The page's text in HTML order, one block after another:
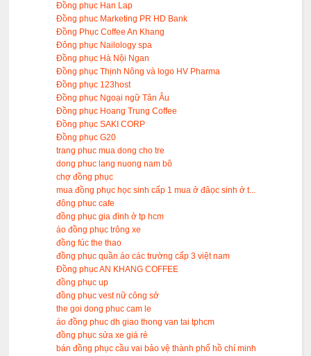
Đồng phục Han Lap
Đồng phuc Marketing PR HD Bank
Đồng Phục Coffee An Khang
Đông phục Nailology spa
Đồng phục Hà Nội Ngan
Đồng phục Thịnh Nông và logo HV Pharma
Đồng phục 123host
Đồng phục Ngoại ngữ Tân Âu
Đồng phục Hoang Trung Coffee
Đồng phục SAKI CORP
Đồng phục G20
trang phuc mua dong cho tre
dong phuc lang nuong nam bô
chợ đồng phục
mua đồng phục học sinh cấp 1 mua ở đâọc sinh ở t...
đông phuc cafe
đồng phục gia đình ở tp hcm
áo đồng phục trông xe
đồng fúc the thao
đồng phục quần áo các trường cấp 3 việt nam
Đồng phục AN KHANG COFFEE
đồng phục up
đồng phục vest nữ công sở
the goi dong phuc cam le
áo đồng phuc dh giao thong van tai tphcm
đồng phục sửa xe giá rẻ
bán đồng phục cầu vai bảo vệ thành phố hồ chí minh